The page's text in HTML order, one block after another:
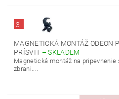
3.
MAGNETICKÁ MONTÁŽ ODEON
PRÍSVIT –SKLADEM
Magnetická montáž na
zbrani....